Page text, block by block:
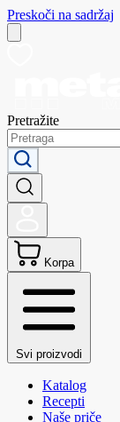
Preskoči na sadržaj
Pretražite
Korpa
Svi proizvodi
Katalog
Recepti
Naše priče